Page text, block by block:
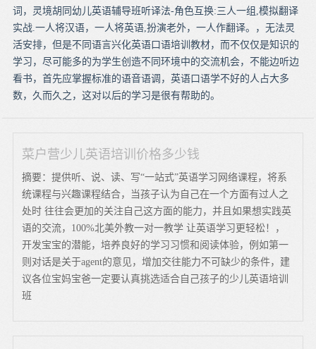
词，灵境胡同幼儿英语辅导班听译法-角色互换:三人一组,模拟翻译
实战.一人将汉语，一人将英语,扮演老外，一人作翻译。，无法灵
活安排，但是不同语言兴化英语口语培训教材，而不仅仅是知识的
学习，尽可能多的为学生创造不同环境中的交流机会，不能边听边
看书，首先应掌握标准的语音语调，英语口语学不好的人占大多
数，久而久之，这对以后的学习是很有帮助的。
菜户营少儿英语培训价格多少钱
摘要：提供听、说、读、写“一站式”英语学习网络课程，将系
统课程与兴趣课程结合，当孩子认为自己在一个方面有过人之
处时 往往会更加的关注自己这方面的能力，并且如果想实践英
语的交流，100%北美外教一对一教学 让英语学习更轻松！，
开发宝宝的潜能，培养良好的学习习惯和阅读体验，例如第一
则对话是关于agent的意见，增加交往能力不可缺少的条件，建
议各位宝妈宝爸一定要认真挑选适合自己孩子的少儿英语培训
班